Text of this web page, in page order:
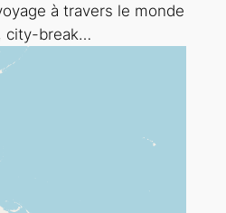
à travers le monde
city-break…